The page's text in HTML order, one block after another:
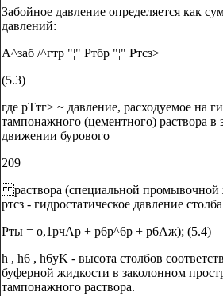
Забойное давление определяется как
давлений:
А^заб /^гтр "¦" Ртбр "¦" Ртсз>
(5.3)
где рТтг> ~ давление, расходуемое на
тампонажного (цементного) раствора
движении бурового
209
раствора (специальной промывочной
ртсз - гидростатическое давление
Рты = о,1рчАр + p6p^6p + р6Аж); (5.4)
h , h6 , h6yK - высота столбов
буферной жидкости в заколонном
тампонажного раствора.